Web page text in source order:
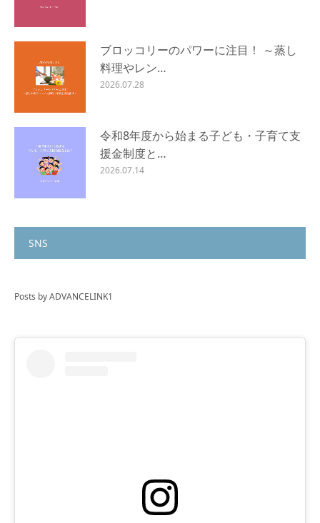
ブロッコリーのパワーに注目！ ～蒸し
料理やレン…
2026.07.28
令和8年度から始まる子ども・子育て支
援金制度と…
2026.07.14
SNS
Posts by ADVANCELINK1